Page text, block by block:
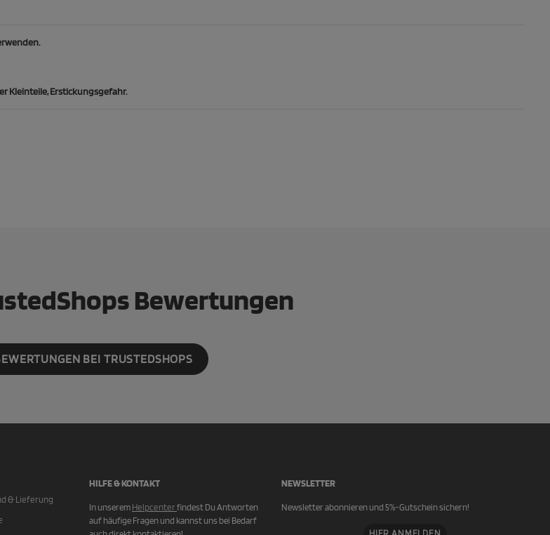
Kleinteile, Erstickungsgefahr.
Bewertungen
BEI TRUSTEDSHOPS
& Lieferung
HILFE & KONTAKT
In unserem Helpcenter findest Du Antworten
auf häufige Fragen und kannst uns bei Bedarf
NEWSLETTER
Newsletter abonnieren und 5%-Gutschein sichern!